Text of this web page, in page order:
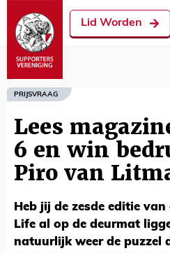
Lid Worden
PRIJSVRAAG
Lees
6 en win
Piro van
Heb jij de zesde editie
Life al op de deurmat
natuurlijk weer de puzzel